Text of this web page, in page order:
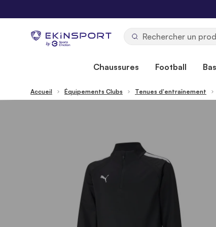
by
Chaussures Football
Accueil Équipements Clubs Tenues d'entraînement